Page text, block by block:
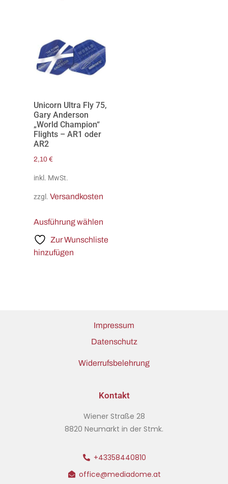
Unicorn Ultra Fly 75,
Gary Anderson
„World Champion“
Flights – AR1 oder
AR2
2,10 €
inkl. MwSt.
zzgl. Versandkosten
Ausführung wählen
Zur Wunschliste
hinzufügen
Impressum
Datenschutz
Widerrufsbelehrung
Kontakt
Wiener Straße 28
8820 Neumarkt in der Stmk.
+43358440810
office@mediadome.at